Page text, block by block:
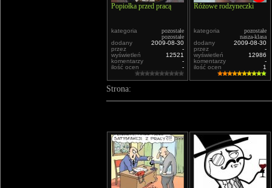
Popiołka przed pracą
kategoria
pozostałe
pozostałe
dodany
2009-08-30
przez
-
wyświetleń
12521
komentarzy
-
ilość ocen
-
Różowe rodzyneczki
kategoria
pozostałe
nasza-klasa
dodany
2009-08-30
przez
-
wyświetleń
12986
komentarzy
-
ilość ocen
1
Strona: